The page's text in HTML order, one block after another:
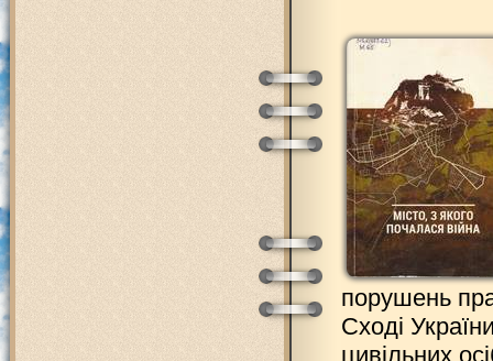
порушень
Сході
цивільних